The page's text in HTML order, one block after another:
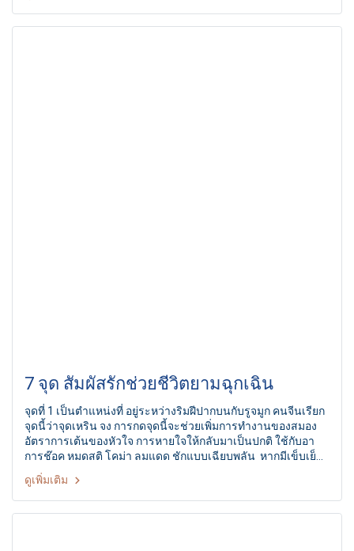
7 จุด สัมผัสรักช่วยชีวิตยามฉุกเฉิน
จุดที่ 1 เป็นตำแหน่งที่ อยู่ระหว่างริมฝีปากบนกับรูจมูก คนจีนเรียก
จุดนี้ว่าจุดเหริน จง การกดจุดนี้จะช่วยเพิ่มการทำงานของสมอง
อัตราการเต้นของหัวใจ การหายใจให้กลับมาเป็นปกติ ใช้กับอา
การช๊อค หมดสติ โคม่า ลมแดด ชักแบบเฉียบพลัน หากมีเข็บเย็บ
ผ้าหรือเข็มกลัด ที่แหลมคม สามารถล้างเช็ดแอลกอฮอลล์ให้
สะอาด หรือไฟลนรอให้เย็นลงจิ้มตื้นๆหลายๆครั้งอาจช่วยปลุกคืน
มาได้ ในคนสามารถใช้เล็บจิกอย่างแรงได้ จุดนี้ นอกจากจะช่วย
กระตุ้นการหายใจให้เป็นปกติแล้ว ในกรณีฉุกเฉินหากมีอาการ
ดูเพิ่มเติม